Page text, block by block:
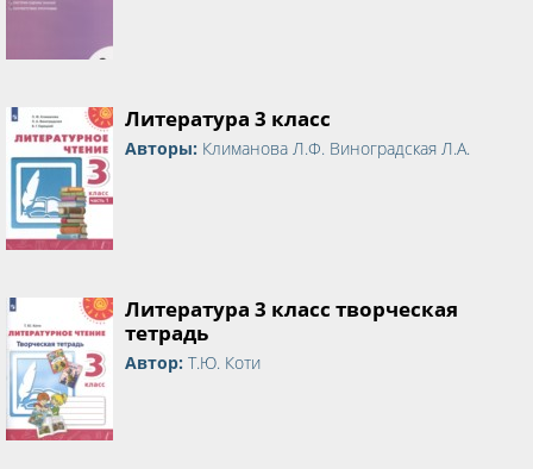
Литература 3 класс
Авторы: Климанова Л.Ф. Виноградская Л.А.
Литература 3 класс творческая
тетрадь
Автор: Т.Ю. Коти